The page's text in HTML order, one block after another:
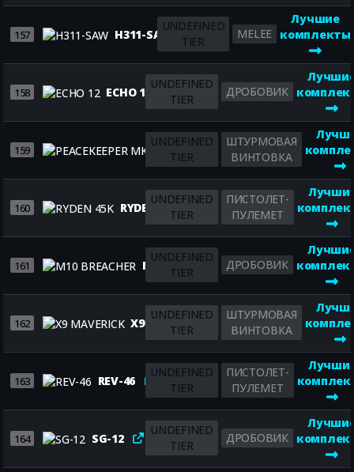
157 H311-SAW
UNDEFINED
TIER
MELEE
Лучшие
комплекты
158 ECHO 12
UNDEFINED
TIER
ДРОБОВИК
159 PEACEKEEPER MK1
UNDEFINED
TIER
ШТУРМОВАЯ
ВИНТОВКА
160 RYDEN 45K
UNDEFINED
TIER
ПИСТОЛЕТ-
ПУЛЕМЕТ
161 M10 BREACHER
UNDEFINED
TIER
ДРОБОВИК
162 X9 MAVERICK
UNDEFINED
TIER
ШТУРМОВАЯ
ВИНТОВКА
163 REV-46
UNDEFINED
TIER
ПИСТОЛЕТ-
ПУЛЕМЕТ
164 SG-12
UNDEFINED
TIER
ДРОБОВИК